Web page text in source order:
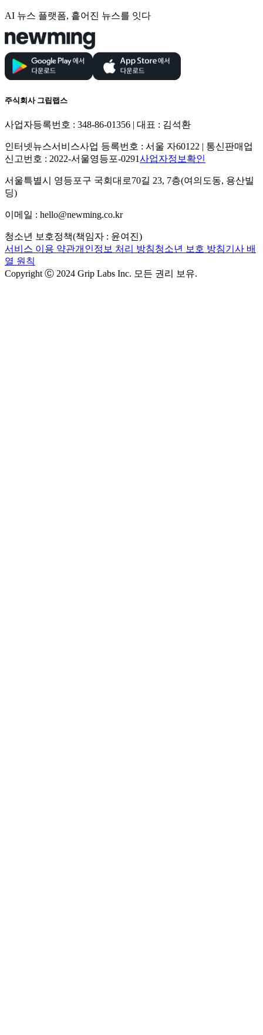
AI 뉴스 플랫폼, 흩어진 뉴스를 잇다
주식회사 그립랩스
사업자등록번호 : 348-86-01356 | 대표 : 김석환
인터넷뉴스서비스사업 등록번호 : 서울 자60122 | 통신판매업
신고번호 : 2022-서울영등포-0291사업자정보확인
서울특별시 영등포구 국회대로70길 23, 7층(여의도동, 용산빌
딩)
이메일 : hello@newming.co.kr
청소년 보호정책(책임자 : 윤여진)
서비스 이용 약관개인정보 처리 방침청소년 보호 방침기사 배
열 원칙
Copyright Ⓒ 2024 Grip Labs Inc. 모든 권리 보유.